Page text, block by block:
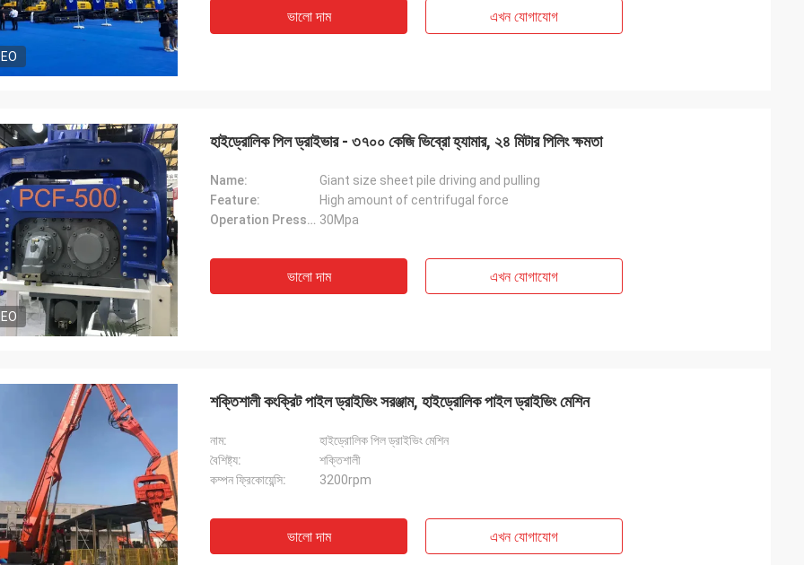
ভালো দাম এখন যোগাযোগ
হাইড্রোলিক পিল ড্রাইভার - ৩৭০০ কেজি ভিব্রো হ্যামার, ২৪ মিটার পিলিং ক্ষমতা
Name:
Giant size sheet pile driving and pulling
Feature:
High amount of centrifugal force
Operation Pressure: 30Mpa
ভালো দাম এখন যোগাযোগ
শক্তিশালী কংক্রিট পাইল ড্রাইভিং সরঞ্জাম, হাইড্রোলিক পাইল ড্রাইভিং মেশিন
নাম:
হাইড্রোলিক পিল ড্রাইভিং মেশিন
বৈশিষ্ট্য:
শক্তিশালী
কম্পন ফ্রিকোয়েন্সি:
3200rpm
ভালো দাম এখন যোগাযোগ